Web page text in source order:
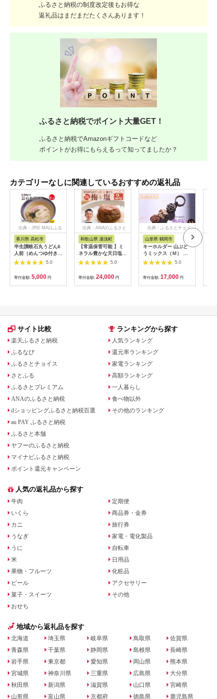
ふるさと納税の制度改定後もお得な
返礼品はまだまだたくさんあります！
ふるさと納税でポイント大量GET！
ふるさと納税でAmazonギフトコードなど
ポイントがお得にもらえるって知ってましたか？
カテゴリーなしに関連しているおすすめの返礼品
出典：JRE MALLふる
さと納税
香川県 高松市
半生讃岐石丸うどん6
人前（めんつゆ付き）
麺300g×2袋
5.0
寄付金額: 5,000 円
出典：ANAのふるさと
和歌山県 湯浅町
【常温保管可能 】ミ
ネラル豊かな天日塩だ
けで漬けた無添加梅干
し2kg 梅ボーイズ｜
B201_EP6024
5.0
寄付金額: 24,000 円
出典：ふるさとチョイ
山形県 鶴岡市
キーホルダー 山ぶど
うミックス（Ｍ） 山
形県鶴岡市 アトリエ
かおる | 山葡萄 雑貨
キーホルダー ギフト
贈り物 お取り寄せ 返
礼品
5.0
寄付金額: 17,000 円
サイト比較
楽天ふるさと納税
ふるなび
ふるさとチョイス
さとふる
ふるさとプレミアム
ANAのふるさと納税
dショッピングふるさと納税百選
au PAY ふるさと納税
ふるさと本舗
ヤフーのふるさと納税
マイナビふるさと納税
ポイント還元キャンペーン
ランキングから探す
人気ランキング
還元率ランキング
家電ランキング
高額ランキング
一人暮らし
食べ物以外
その他のランキング
人気の返礼品から探す
牛肉
いくら
カニ
うなぎ
うに
米
果物・フルーツ
ビール
菓子・スイーツ
おせち
定期便
商品券・金券
旅行券
家電・電化製品
自転車
日用品
化粧品
アクセサリー
その他
地域から返礼品を探す
北海道
青森県
岩手県
宮城県
秋田県
山形県
埼玉県
千葉県
東京都
神奈川県
新潟県
富山県
岐阜県
静岡県
愛知県
三重県
滋賀県
京都府
鳥取県
島根県
岡山県
広島県
山口県
徳島県
佐賀県
長崎県
熊本県
大分県
宮崎県
鹿児島県